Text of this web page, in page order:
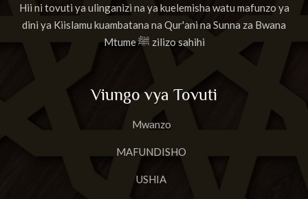
Hii ni tovuti ya ulinganizi na ya kuelemisha watu mafunzo ya
dini ya Kiislamu kuambatana na Qur'ani na Sunna za Bwana
Mtume ﷺ zilizo sahihi
Viungo vya Tovuti
Mwanzo
MAFUNDISHO
USHIA